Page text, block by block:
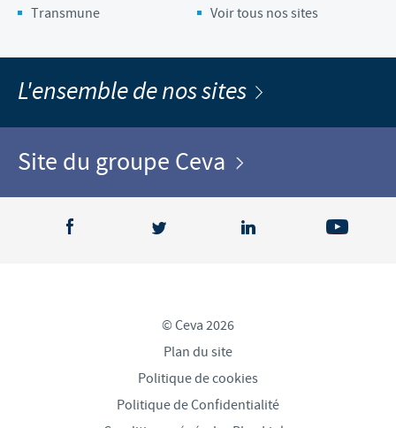
Transmune Voir tous nos sites
L'ensemble de nos sites
Site du groupe Ceva
© Ceva 2026
Plan du site
Politique de cookies
Politique de Confidentialité